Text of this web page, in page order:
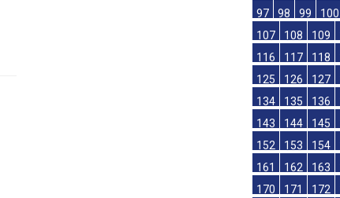
73
74 75 76
85
86 87 88
97
98 99 100
107
108 109
116
117 118
125
126 127
134
135 136
143
144 145
152
153 154